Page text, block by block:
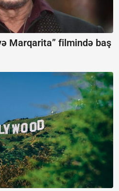
Marqarita” filmində baş